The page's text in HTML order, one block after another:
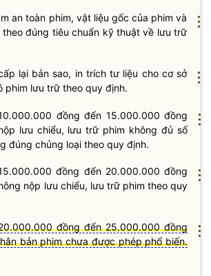
an toàn phim, vật liệu gốc của phim và
theo đúng tiêu chuẩn kỹ thuật về lưu trữ
lại bản sao, in trích tư liệu cho cơ sở
phim lưu trữ theo quy định.
đồng đến 15.000.000 đồng
lưu chiểu, lưu trữ phim không đủ số
đúng chủng loại theo quy định.
đồng đến 20.000.000 đồng
nộp lưu chiểu, lưu trữ phim theo quy
đồng đến 25.000.000 đồng
bản phim chưa được phép phổ biến.
⋮
⋮
⋮
⋮
⋮